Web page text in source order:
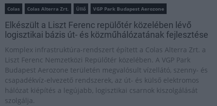
Colas Colas Alterra Zrt. Üllő VGP Park Budapest Aerozone
Elkészült a Liszt Ferenc repülőtér közelében lévő
logisztikai bázis út- és közműhálózatának fejlesztése
Komplex infrastruktúra-rendszert épített a Colas Alterra Zrt. a
Liszt Ferenc Nemzetközi Repülőtér közelében. A VGP Park
Budapest Aerozone területén megvalósult vízellátó, szenny- és
csapadékvíz-elvezető rendszerek, az út- és külső elektromos
hálózat kiépítés a legújabb, logisztikai csarnok kiszolgálását
szolgálja.